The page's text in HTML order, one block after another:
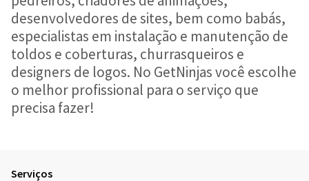
desenvolvedores de sites, bem como babás,
especialistas em instalação e manutenção de
toldos e coberturas, churrasqueiros e
designers de logos. No GetNinjas você escolhe
o melhor profissional para o serviço que
precisa fazer!
Serviços